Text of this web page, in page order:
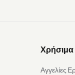
Χρήσιμα
Αγγελίες